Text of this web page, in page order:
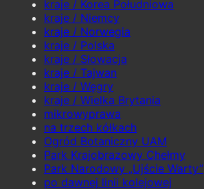
kraje / Korea Południowa
kraje / Niemcy
kraje / Norwegia
kraje / Polska
kraje / Słowacja
kraje / Tajwan
kraje / Węgry
kraje / Wielka Brytania
mikrowyprawa
na trzech kółkach
Ogród Botaniczny UAM
Park Krajobrazowy Chełmy
Park Narodowy „Ujście Warty”
po dawnej linii kolejowej